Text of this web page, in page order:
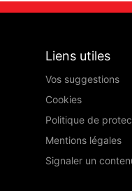
Liens utiles
Vos suggestions
Cookies
Politique de
Mentions légales
Signaler un